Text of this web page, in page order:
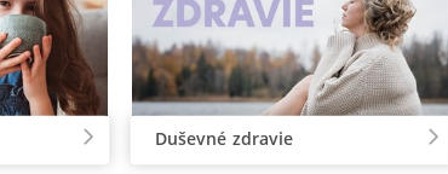
Duševné zdravie